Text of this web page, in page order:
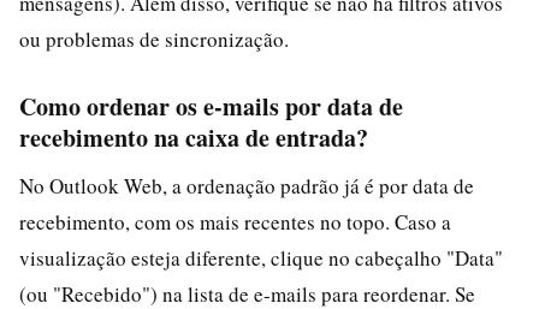
ou problemas de sincronização.
Como ordenar os e-mails por data de
recebimento na caixa de entrada?
No Outlook Web, a ordenação padrão já é por data de
recebimento, com os mais recentes no topo. Caso a
visualização esteja diferente, clique no cabeçalho "Data"
(ou "Recebido") na lista de e-mails para reordenar. Se